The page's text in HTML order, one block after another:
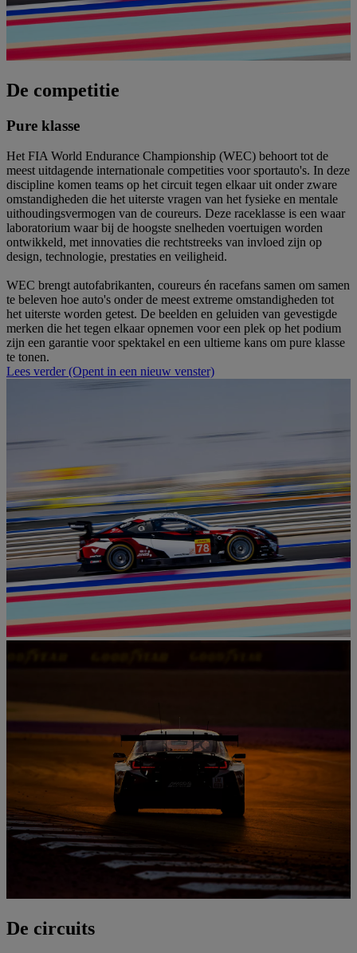
De competitie
Pure klasse
Het FIA World Endurance Championship (WEC) behoort tot de
meest uitdagende internationale competities voor sportauto's. In deze
discipline komen teams op het circuit tegen elkaar uit onder zware
omstandigheden die het uiterste vragen van het fysieke en mentale
uithoudingsvermogen van de coureurs. Deze raceklasse is een waar
laboratorium waar bij de hoogste snelheden voertuigen worden
ontwikkeld, met innovaties die rechtstreeks van invloed zijn op
design, technologie, prestaties en veiligheid.
WEC brengt autofabrikanten, coureurs én racefans samen om samen
te beleven hoe auto's onder de meest extreme omstandigheden tot
het uiterste worden getest. De beelden en geluiden van gevestigde
merken die het tegen elkaar opnemen voor een plek op het podium
zijn een garantie voor spektakel en een ultieme kans om pure klasse
te tonen.
Lees verder(Opent in een nieuw venster)
De circuits